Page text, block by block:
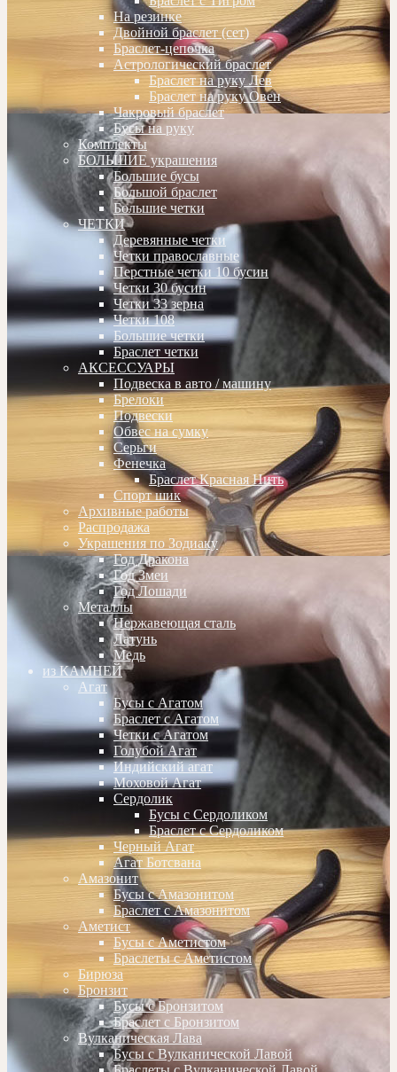
На резинке
Двойной браслет (сет)
Браслет-цепочка
Астрологический браслет
Браслет на руку Лев
Браслет на руку Овен
Чакровый браслет
Бусы на руку
Комплекты
БОЛЬШИЕ украшения
Большие бусы
Большой браслет
Большие четки
ЧЕТКИ
Деревянные четки
Четки православные
Перстные четки 10 бусин
Четки 30 бусин
Четки 33 зерна
Четки 108
Большие четки
Браслет четки
АКСЕССУАРЫ
Подвеска в авто / машину
Брелоки
Подвески
Обвес на сумку
Серьги
Фенечка
Браслет Красная Нить
Спорт шик
Архивные работы
Распродажа
Украшения по Зодиаку
Год Дракона
Год Змеи
Год Лошади
Металлы
Нержавеющая сталь
Латунь
Медь
из КАМНЕЙ
Агат
Бусы с Агатом
Браслет с Агатом
Четки с Агатом
Голубой Агат
Индийский агат
Моховой Агат
Сердолик
Бусы с Сердоликом
Браслет с Сердоликом
Черный Агат
Агат Ботсвана
Амазонит
Бусы с Амазонитом
Браслет с Амазонитом
Аметист
Бусы с Аметистом
Браслеты с Аметистом
Бирюза
Бронзит
Бусы с Бронзитом
Браслет с Бронзитом
Вулканическая Лава
Бусы с Вулканической Лавой